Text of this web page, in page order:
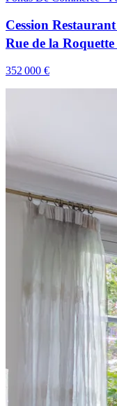
Cession
Rue de la Roquette
352 000 €